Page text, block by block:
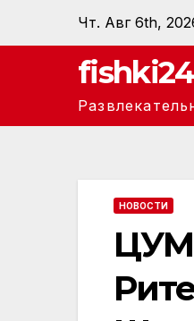
содержанию
Чт. Авг 6th,
НОВОСТИ
ЦУМ